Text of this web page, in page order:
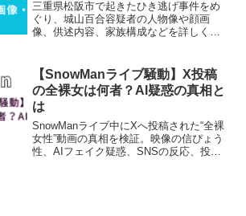
三重県松阪市で起きたひき逃げ事件をめ
ぐり、城山百合容疑者の人物像や顔画
像、供述内容、家族構成などを詳しく解
【SnowManライブ騒動】X投稿
の全裸女は何者？AI疑惑の真相と
は
SnowManライブ中にXへ投稿された“全裸
女性”動画の真相を検証。映像の信ぴょう
性、AIフェイク疑惑、SNSの反応、投稿